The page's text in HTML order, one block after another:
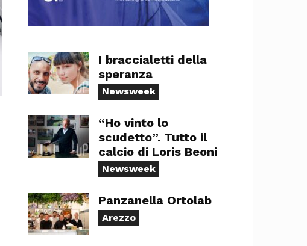
I braccialetti della
speranza
Newsweek
“Ho vinto lo
scudetto”. Tutto il
calcio di Loris Beoni
Newsweek
Panzanella Ortolab
Arezzo